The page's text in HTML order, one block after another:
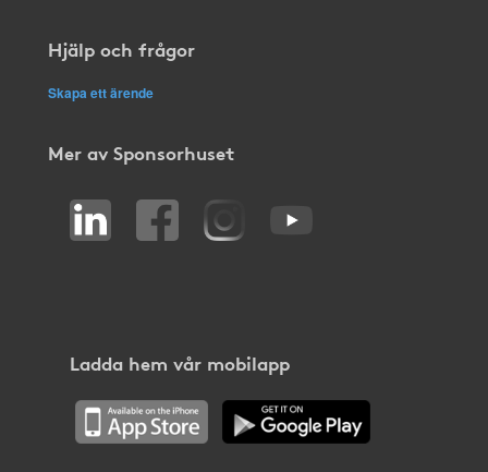
Hjälp och frågor
Skapa ett ärende
Mer av Sponsorhuset
Ladda hem vår mobilapp